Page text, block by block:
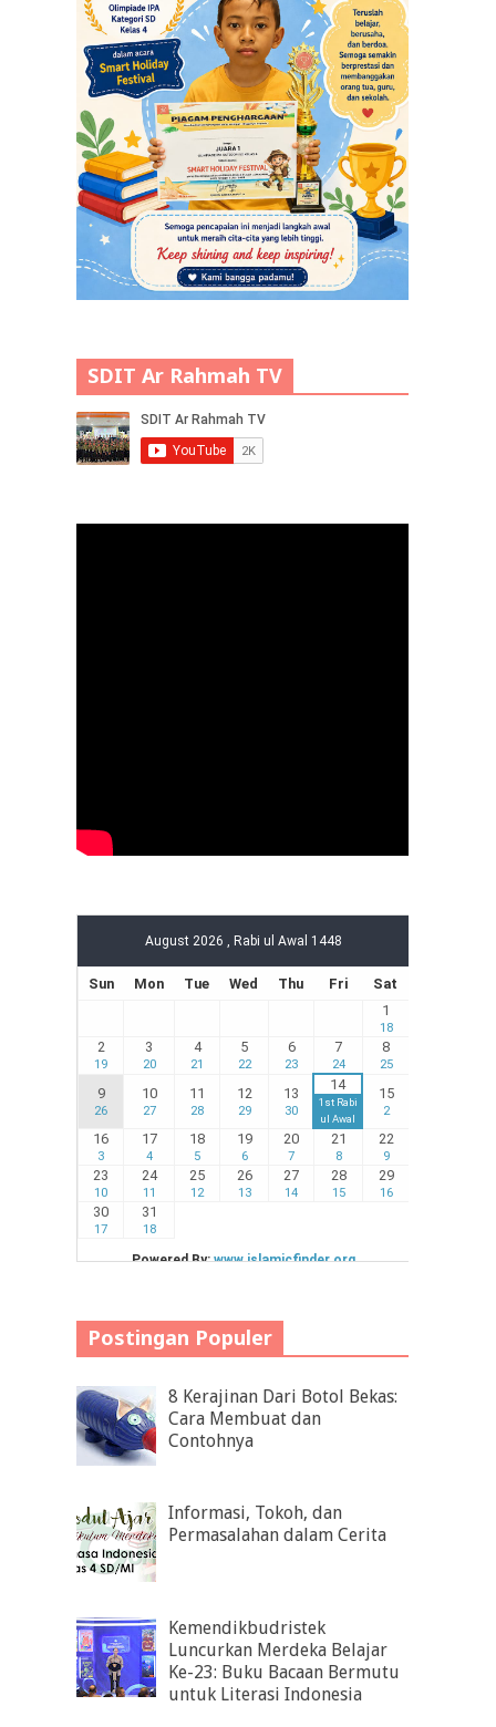
SDIT Ar Rahmah TV
Postingan Populer
8 Kerajinan Dari Botol Bekas:
Cara Membuat dan
Contohnya
Informasi, Tokoh, dan
Permasalahan dalam Cerita
Kemendikbudristek
Luncurkan Merdeka Belajar
Ke-23: Buku Bacaan Bermutu
untuk Literasi Indonesia